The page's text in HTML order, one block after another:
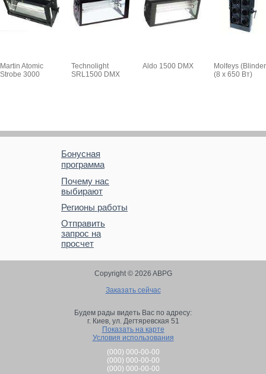
Martin Atomic
Strobe 3000
Technolight
SRL1500 DMX
Aldo 1500 DMX
Molfeys
(8 х 650 Вт)
Бонусная
программа
Почему нас
выбирают
Регионы работы
Отправить
запрос на
просчет
Copyright © 2026 ABPG
Заказать сейчас
Будем рады видеть Вас по адресу:
г. Киев, ул. Дегтяревская 51
Показать на карте
Условия использования
(000) 000-00-00
(000) 000-00-00
(000) 000-00-00